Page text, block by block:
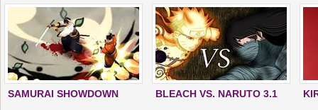
SAMURAI SHOWDOWN BLEACH VS. NARUTO 3.1